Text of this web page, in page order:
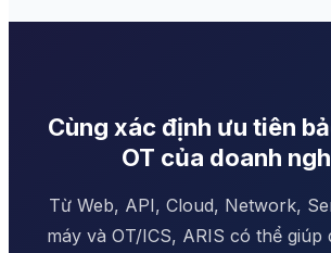
Cùng xác định ưu tiên
OT của doanh
Từ Web, API, Cloud, Network,
máy và OT/ICS, ARIS có thể giúp